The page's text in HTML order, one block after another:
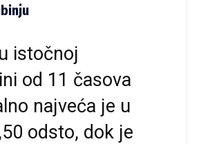
istočnoj
od 11 časova
najveća je u
odsto, dok je